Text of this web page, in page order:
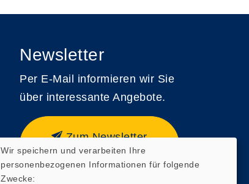
Newsletter
Per E-Mail informieren wir Sie
über interessante Angebote.
Zum Newsletter
anmelden
Wir speichern und verarbeiten Ihre
personenbezogenen Informationen für folgende
Zwecke: